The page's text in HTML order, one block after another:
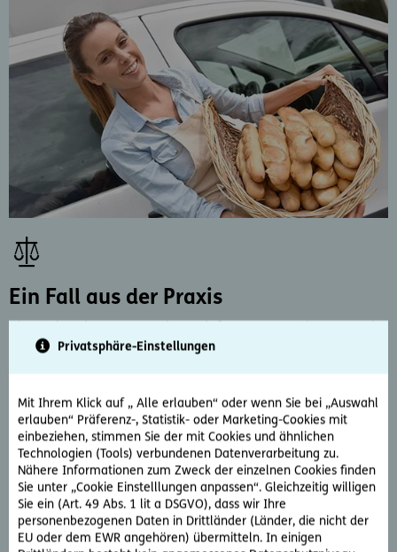
Privatsphäre-Einstellungen
Mit Ihrem Klick auf „ Alle erlauben“ oder wenn Sie bei „Auswahl
erlauben“ Präferenz-, Statistik- oder Marketing-Cookies mit
einbeziehen, stimmen Sie der mit Cookies und ähnlichen
Technologien (Tools) verbundenen Datenverarbeitung zu.
Nähere Informationen zum Zweck der einzelnen Cookies finden
Sie unter „Cookie Einstelllungen anpassen“. Gleichzeitig willigen
Sie ein (Art. 49 Abs. 1 lit a DSGVO), dass wir Ihre
personenbezogenen Daten in Drittländer (Länder, die nicht der
EU oder dem EWR angehören) übermitteln. In einigen
Ein Fall aus der Praxis
Gebäck an das Verteilerzentrum einer großen
letzten Quartal nur teilweise erfolgt sind. Angeblich wurde
die vereinbarte Menge an Brot nicht zugestellt, jedoch
komplett verrechnet. Frau C. hat die spezifizierte Menge
allerdings immer lückenlos abgeliefert.
Da die Einzelhandelskette nicht einlenkt, wendet sich
Frau C. an die D.A.S. Juristen. Einer der erfahrenen Juristen
setzt im Zuge der